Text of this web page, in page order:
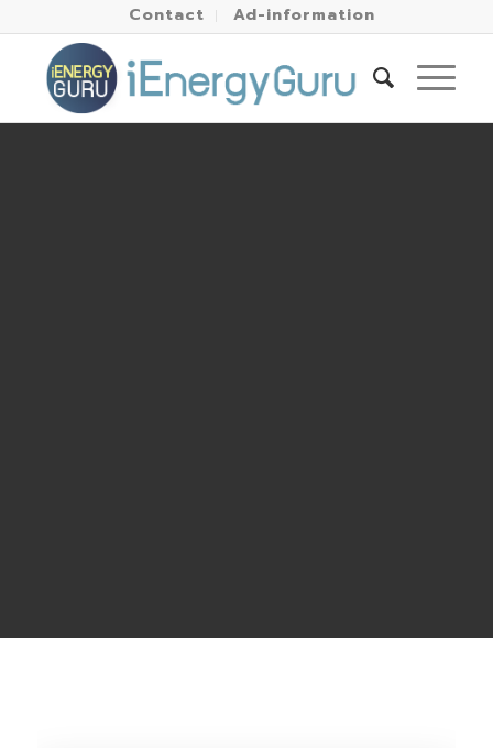
Contact Ad-information